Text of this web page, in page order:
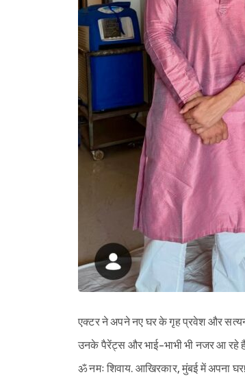
एक्टर ने अपने नए घर के गृह प्रवेश और
उनके पैरेंट्स और भाई-भाभी भी नजर आ रहे
ॐ नमः शिवाय. आखिरकार, मुंबई में अपना